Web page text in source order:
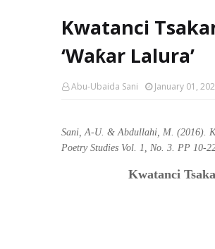
Kwatanci
‘Waƙar Lalura’
Abu-Ubaida Sani January 01,
Sani, A-U. & Abdullahi, M. (2016).
Poetry Studies Vol. 1, No. 3. PP 10-
Kwatanci